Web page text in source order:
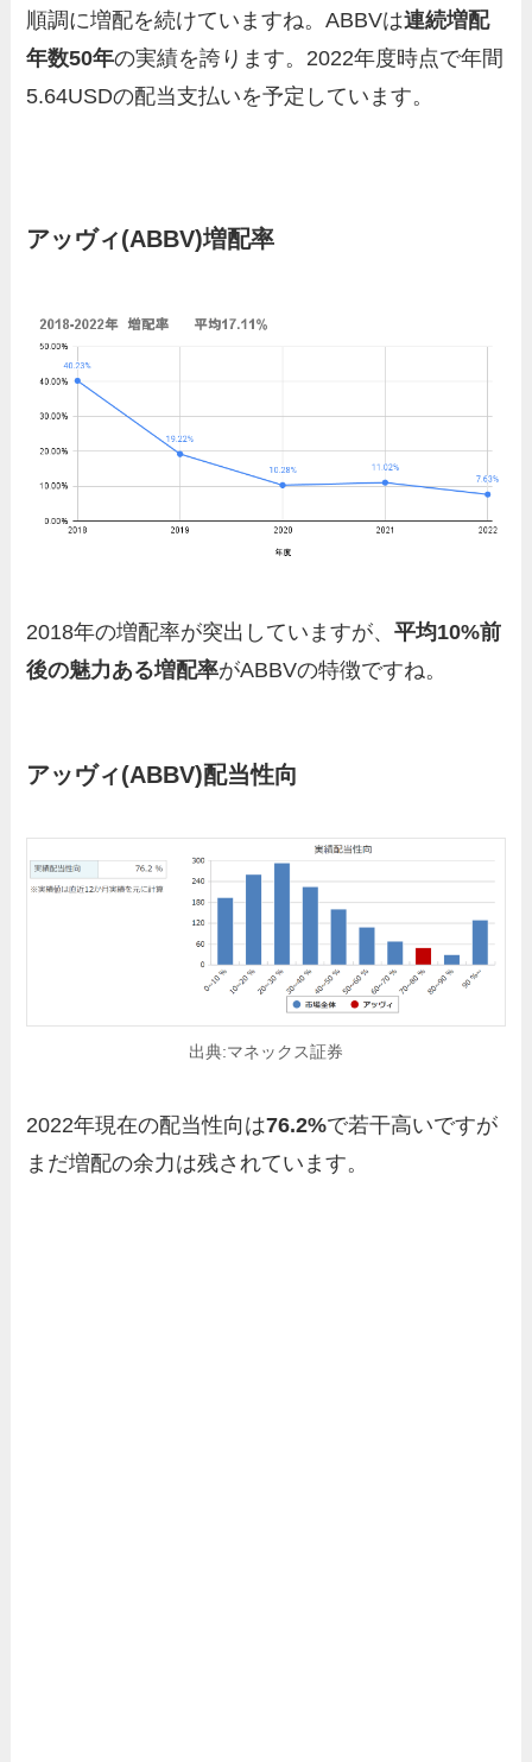
順調に増配を続けていますね。ABBVは連続増配
年数50年の実績を誇ります。2022年度時点で年間
5.64USDの配当支払いを予定しています。
アッヴィ(ABBV)増配率
2018年の増配率が突出していますが、平均10%前
後の魅力ある増配率がABBVの特徴ですね。
アッヴィ(ABBV)配当性向
出典:マネックス証券
2022年現在の配当性向は76.2%で若干高いですが
まだ増配の余力は残されています。